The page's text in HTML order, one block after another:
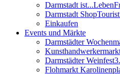
Darmstadt ist...Leben
Darmstadt Shop
Einkaufen
Events und Märkte
Darmstädter
Darmstädter Weinfest
Flohmarkt